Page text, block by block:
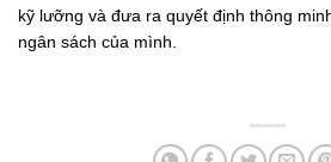
kỹ lưỡng và đưa ra quyết định thông
ngân sách của mình.